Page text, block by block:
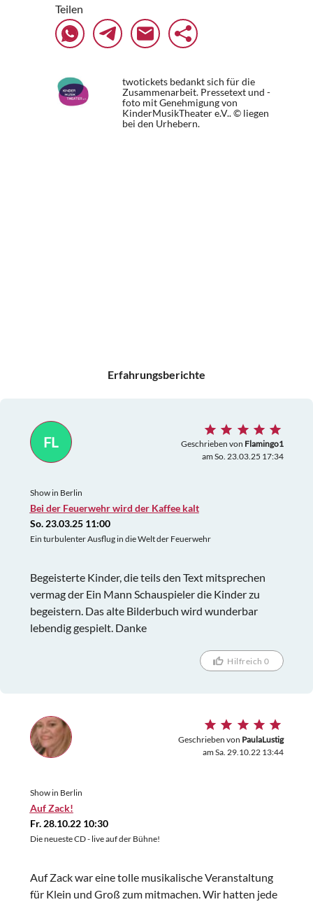
Teilen
twotickets bedankt sich für die
Zusammenarbeit. Pressetext und -
foto mit Genehmigung von
KinderMusikTheater e.V.. © liegen
bei den Urhebern.
Erfahrungsberichte
FL Geschrieben von Flamingo1
am So. 23.03.25 17:34
Show in Berlin
Bei der Feuerwehr wird der Kaffee kalt
So. 23.03.25 11:00
Ein turbulenter Ausflug in die Welt der Feuerwehr
Begeisterte Kinder, die teils den Text mitsprechen
vermag der Ein Mann Schauspieler die Kinder zu
begeistern. Das alte Bilderbuch wird wunderbar
lebendig gespielt. Danke
Hilfreich 0
Geschrieben von PaulaLustig
am Sa. 29.10.22 13:44
Show in Berlin
Auf Zack!
Fr. 28.10.22 10:30
Die neueste CD - live auf der Bühne!
Auf Zack war eine tolle musikalische Veranstaltung
für Klein und Groß zum mitmachen. Wir hatten jede